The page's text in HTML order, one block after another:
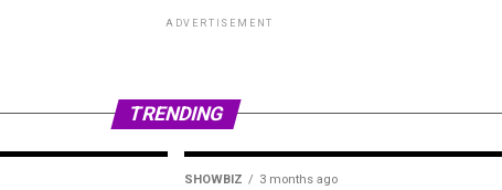
ADVERTISEMENT
TRENDING
SHOWBIZ 3 months ago